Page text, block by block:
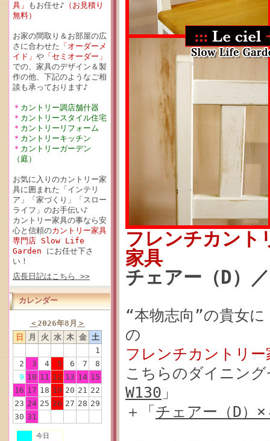
具」 もお任せ♪ （お見積り
無料）
お家の間取り＆お部屋の広
さに合わせた 「オーダーメ
イド」 や 「セミオーダー」
での、家具のデザイン＆製
作の他、下記のようなご相
談も承っております♪
＊ カントリー調店舗什器
＊ カントリースタイル住宅
＊ カントリーリフォーム
＊ カントリーキッチン
＊ カントリーガーデン
（庭）
お気に入りのカントリー家
具に囲まれた「インテリ
ア」「家づくり」「スロー
ライフ」のお手伝い♪
カントリー家具の事なら安
心と信頼のカントリー家具
専門店 Slow Life
Garden にお任せ下さ
い！
店長日記はこちら >>
カレンダー
＜2026年8月 ＞
日
月 火 水 木 金 土
1
2
3 4 5 6 7
8
9 10 11 12 13 14 15
16 17 18 19 20 21 22
23 24 25 26 27 28 29
30 31
今日
フレンチカント
家具
チェアー（D）
“本物志向”の貴女
の
フレンチカントリ
こちらのダイニン
W130 」
＋「 チェアー（D）×